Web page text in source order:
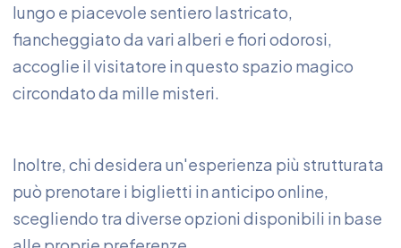
lungo e piacevole sentiero lastricato,
fiancheggiato da vari alberi e fiori odorosi,
accoglie il visitatore in questo spazio magico
circondato da mille misteri.
Inoltre, chi desidera un'esperienza più strutturata
può prenotare i biglietti in anticipo online,
scegliendo tra diverse opzioni disponibili in base